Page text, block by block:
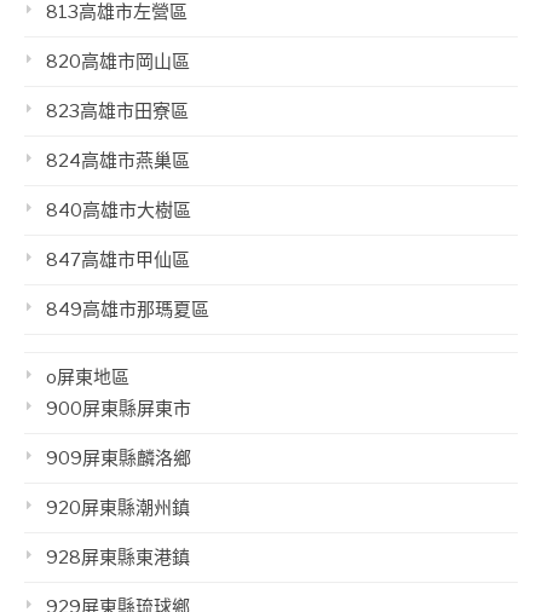
813高雄市左營區
820高雄市岡山區
823高雄市田寮區
824高雄市燕巢區
840高雄市大樹區
847高雄市甲仙區
849高雄市那瑪夏區
o屏東地區
900屏東縣屏東市
909屏東縣麟洛鄉
920屏東縣潮州鎮
928屏東縣東港鎮
929屏東縣琉球鄉